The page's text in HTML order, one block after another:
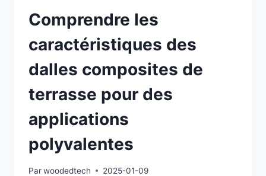
Comprendre les
caractéristiques des
dalles composites de
terrasse pour des
applications
polyvalentes
Parwoodedtech 2025-01-09